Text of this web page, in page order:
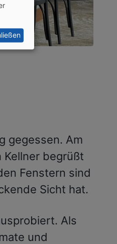
gegessen. Am
Kellner begrüßt
Fenstern sind
Sicht hat.
Als
und